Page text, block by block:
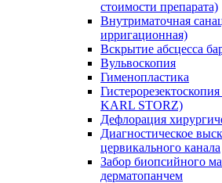
стоимости препарата)
Внутриматочная
ирригационная)
Вскрытие абсцесса
Вульвоскопия
Гименопластика
KARL STORZ)
Дефлорация
Диагностическое
цервикального канала
Забор биопсийного
дерматопанчем